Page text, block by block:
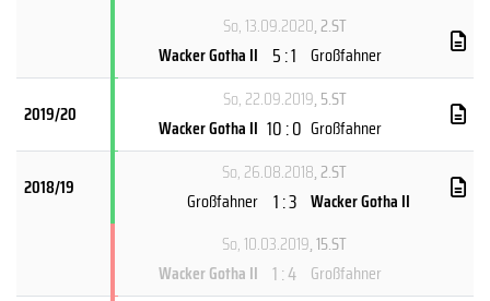
So, 13.09.2020, 2.ST
Wacker Gotha II 5 : 1 Großfahner
2019/20
So, 22.09.2019, 5.ST
Wacker Gotha II 10 : 0 Großfahner
2018/19
So, 26.08.2018, 2.ST
Großfahner 1 : 3 Wacker Gotha II
So, 10.03.2019, 15.ST
Wacker Gotha II 1 : 4 Großfahner